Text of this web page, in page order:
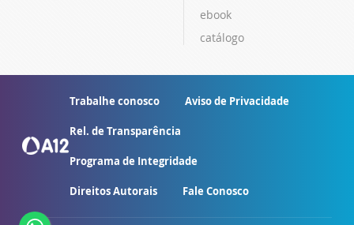
ebook
catálogo
Trabalhe conosco Aviso de Privacidade
Rel. de Transparência
Programa de Integridade
Direitos Autorais Fale Conosco